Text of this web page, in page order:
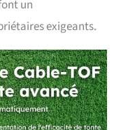
et voir la
du robot
Cela
ce
tondeuse
votre pelouse
un
exigeants.